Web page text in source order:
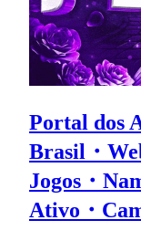
Portal dos
Brasil・
Jogos・
Ativo・